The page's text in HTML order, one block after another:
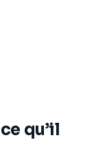
qu’il